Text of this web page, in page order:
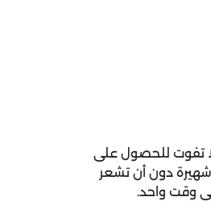
تفوت للحصول على
شهيرة دون أن تشعر
في وقت واحد.